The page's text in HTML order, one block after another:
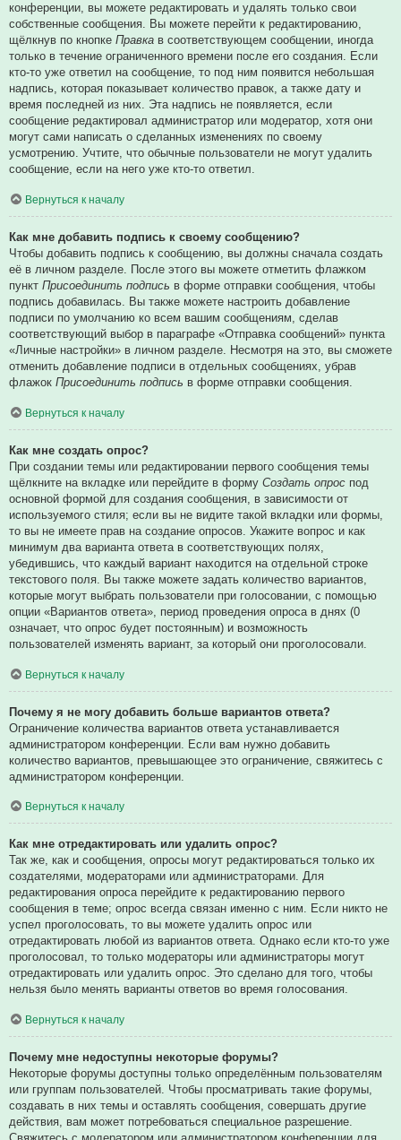
конференции, вы можете редактировать и удалять только свои
собственные сообщения. Вы можете перейти к редактированию,
щёлкнув по кнопке Правка в соответствующем сообщении, иногда
только в течение ограниченного времени после его создания. Если
кто-то уже ответил на сообщение, то под ним появится небольшая
надпись, которая показывает количество правок, а также дату и
время последней из них. Эта надпись не появляется, если
сообщение редактировал администратор или модератор, хотя они
могут сами написать о сделанных изменениях по своему
усмотрению. Учтите, что обычные пользователи не могут удалить
сообщение, если на него уже кто-то ответил.
Вернуться к началу
Как мне добавить подпись к своему сообщению?
Чтобы добавить подпись к сообщению, вы должны сначала создать
её в личном разделе. После этого вы можете отметить флажком
пункт Присоединить подпись в форме отправки сообщения, чтобы
подпись добавилась. Вы также можете настроить добавление
подписи по умолчанию ко всем вашим сообщениям, сделав
соответствующий выбор в параграфе «Отправка сообщений» пункта
«Личные настройки» в личном разделе. Несмотря на это, вы сможете
отменить добавление подписи в отдельных сообщениях, убрав
флажок Присоединить подпись в форме отправки сообщения.
Вернуться к началу
Как мне создать опрос?
При создании темы или редактировании первого сообщения темы
щёлкните на вкладке или перейдите в форму Создать опрос под
основной формой для создания сообщения, в зависимости от
используемого стиля; если вы не видите такой вкладки или формы,
то вы не имеете прав на создание опросов. Укажите вопрос и как
минимум два варианта ответа в соответствующих полях,
убедившись, что каждый вариант находится на отдельной строке
текстового поля. Вы также можете задать количество вариантов,
которые могут выбрать пользователи при голосовании, с помощью
опции «Вариантов ответа», период проведения опроса в днях (0
означает, что опрос будет постоянным) и возможность
пользователей изменять вариант, за который они проголосовали.
Вернуться к началу
Почему я не могу добавить больше вариантов ответа?
Ограничение количества вариантов ответа устанавливается
администратором конференции. Если вам нужно добавить
количество вариантов, превышающее это ограничение, свяжитесь с
администратором конференции.
Вернуться к началу
Как мне отредактировать или удалить опрос?
Так же, как и сообщения, опросы могут редактироваться только их
создателями, модераторами или администраторами. Для
редактирования опроса перейдите к редактированию первого
сообщения в теме; опрос всегда связан именно с ним. Если никто не
успел проголосовать, то вы можете удалить опрос или
отредактировать любой из вариантов ответа. Однако если кто-то уже
проголосовал, то только модераторы или администраторы могут
отредактировать или удалить опрос. Это сделано для того, чтобы
нельзя было менять варианты ответов во время голосования.
Вернуться к началу
Почему мне недоступны некоторые форумы?
Некоторые форумы доступны только определённым пользователям
или группам пользователей. Чтобы просматривать такие форумы,
создавать в них темы и оставлять сообщения, совершать другие
действия, вам может потребоваться специальное разрешение.